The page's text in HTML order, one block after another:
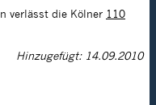
verlässt die Kölner 110
Hinzugefügt: 14.09.2010